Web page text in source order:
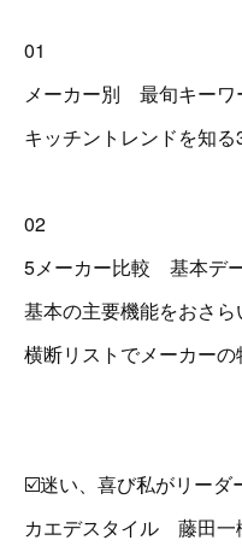
01
メーカー別 最旬キーワ
キッチントレンドを知る
02
5メーカー比較 基本デ
基本の主要機能をおさ
横断リストでメーカー
☑️迷い、喜び私がリーダ
カエデスタイル 藤田一